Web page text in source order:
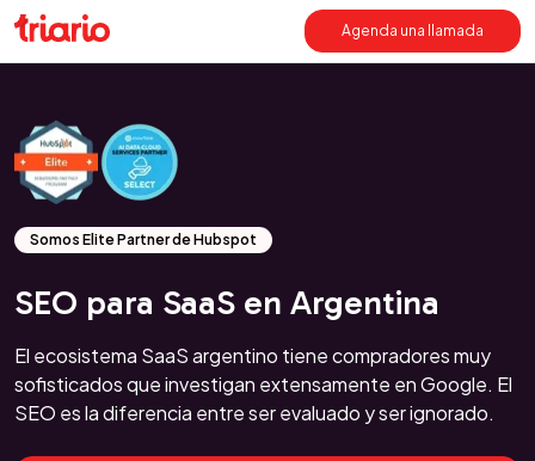
Agenda una llamada
Somos Elite Partner de Hubspot
SEO para SaaS en Argentina
El ecosistema SaaS argentino tiene compradores muy
sofisticados que investigan extensamente en Google. El
SEO es la diferencia entre ser evaluado y ser ignorado.